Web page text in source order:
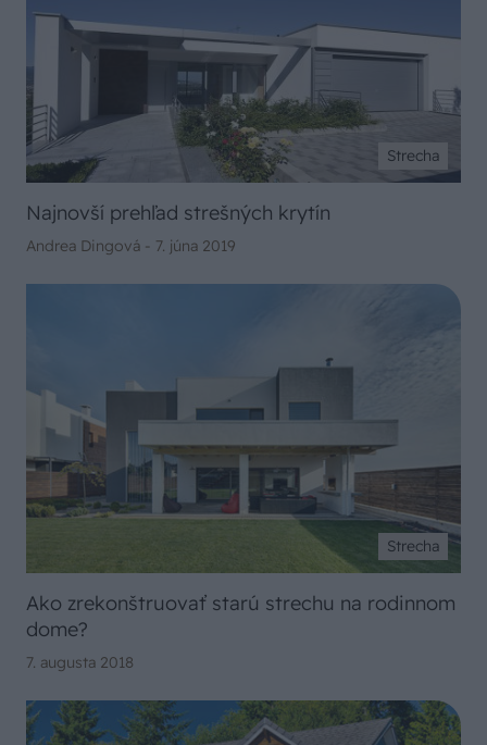
Strecha
Najnovší prehľad strešných krytín
Andrea Dingová - 7. júna 2019
Strecha
Ako zrekonštruovať starú strechu na rodinnom
dome?
7. augusta 2018